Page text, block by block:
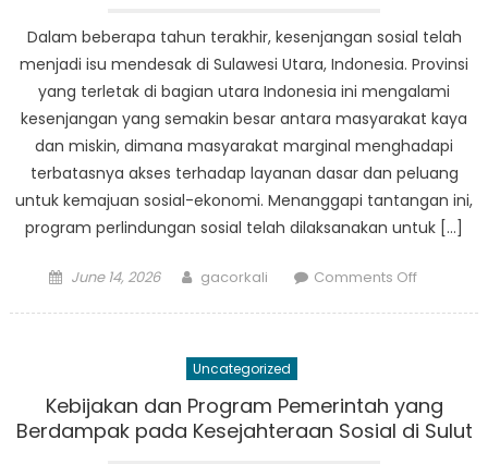
Utara
Dalam beberapa tahun terakhir, kesenjangan sosial telah
menjadi isu mendesak di Sulawesi Utara, Indonesia. Provinsi
yang terletak di bagian utara Indonesia ini mengalami
kesenjangan yang semakin besar antara masyarakat kaya
dan miskin, dimana masyarakat marginal menghadapi
terbatasnya akses terhadap layanan dasar dan peluang
untuk kemajuan sosial-ekonomi. Menanggapi tantangan ini,
program perlindungan sosial telah dilaksanakan untuk […]
Posted
June 14, 2026 Author
gacorkali Comments Offon
Sulawesi
Utara:
Uncategorized
Kebijakan dan Program Pemerintah yang
Berdampak pada Kesejahteraan Sosial di Sulut